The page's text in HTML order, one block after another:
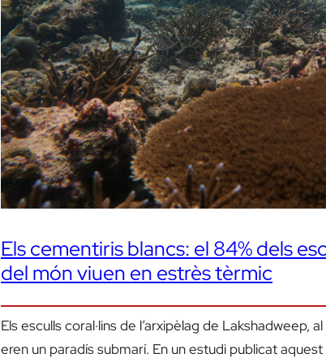
Els cementiris blancs: el 84% dels
del món viuen en estrès tèrmic
Els esculls coral·lins de l’arxipèlag de Lakshadweep,
eren un paradís submarí. En un estudi publicat